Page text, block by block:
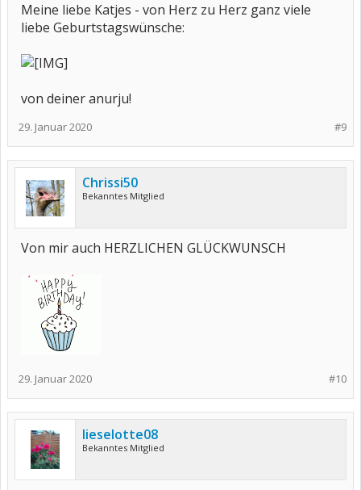
Meine liebe Katjes - von Herz zu Herz ganz viele
liebe Geburtstagswünsche:
von deiner anurju!
#9
29. Januar 2020
Chrissi50
Bekanntes Mitglied
Von mir auch HERZLICHEN GLÜCKWUNSCH
#10
29. Januar 2020
lieselotte08
Bekanntes Mitglied